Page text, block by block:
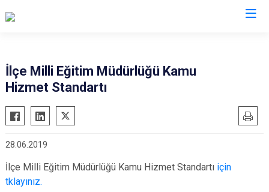
Ardanuç
Arhavi
Hopa
Murgul
Şavşat
İlçe Milli Eğitim Müdürlüğü Kamu
Hizmet Standartı
28.06.2019
İlçe Milli Eğitim Müdürlüğü Kamu Hizmet Standartı için
tklayınız.